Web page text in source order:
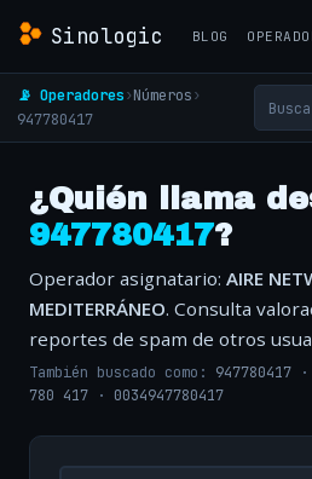
Sinologic BLOG
📡 Operadores›Números›
947780417
¿Quién llama
947780417?
Operador asignatario: AIRE
MEDITERRÁNEO. Consulta
reportes de spam de otros
También buscado como: 947780417 ·
780 417 · 0034947780417